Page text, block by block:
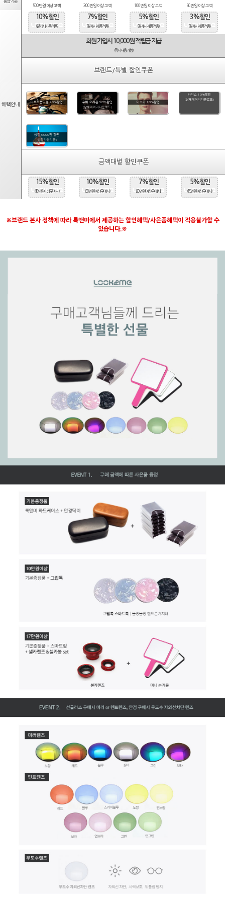
등급기준
500만원 이상 고객
300만원 이상 고객 100만원 이상 고객 50만원 이상 고객
혜택안내
10%할인
(결제시 자동적용)
7%할인
(결제시 자동적용)
5%할인
(결제시 자동적용)
3%할인
(결제시 자동적용)
회원 가입시 10,000원 적립금 지급
(즉시사용가능)
브랜드/특별 할인쿠폰
타르트옵티컬 20%할인
수비 오리온 50%할인
(상세페이지다운로드)
마스카 10%할인
라피스 10%할인
(상세페이지다운로드)
생일 5000원 할인
(당일자동지급)
금액대별 할인쿠폰
15%할인
(40만원 이상 구매시)
10%할인
(30만원 이상 구매시)
7%할인
(20만원 이상 구매시)
5%할인
(15만원 이상 구매시)
※브랜드 본사 정책에 따라 룩앤미에서 제공하는 할인혜택/사은품혜택이 적용불가할 수
있습니다.※